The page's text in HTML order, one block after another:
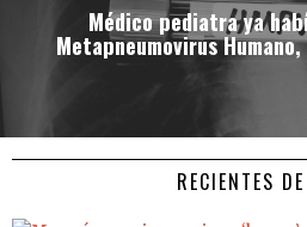
Médico pediatra ya
Metapneumovirus
RECIENTES